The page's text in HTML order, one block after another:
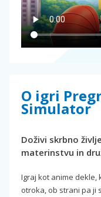
O igri
Simulator
Doživi skrbno
materinstvu in
Igraj kot anime dekle,
otroka, ob strani pa ji